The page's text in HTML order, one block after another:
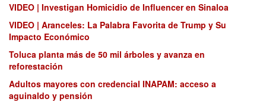
VIDEO | Investigan Homicidio de Influencer en Sinaloa
VIDEO | Aranceles: La Palabra Favorita de Trump y Su
Impacto Económico
Toluca planta más de 50 mil árboles y avanza en
reforestación
Adultos mayores con credencial INAPAM: acceso a
aguinaldo y pensión